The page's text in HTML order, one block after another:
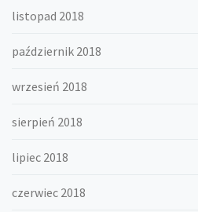
listopad 2018
październik 2018
wrzesień 2018
sierpień 2018
lipiec 2018
czerwiec 2018